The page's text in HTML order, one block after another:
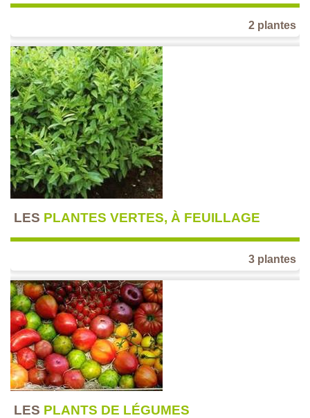
2 plantes
LES PLANTES VERTES, À FEUILLAGE
3 plantes
LES PLANTS DE LÉGUMES